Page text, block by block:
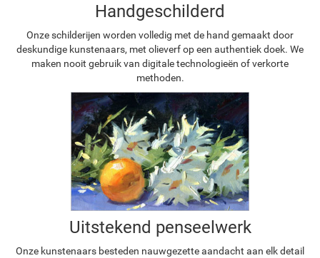
Handgeschilderd
Onze schilderijen worden volledig met de hand gemaakt door
deskundige kunstenaars, met olieverf op een authentiek doek. We
maken nooit gebruik van digitale technologieën of verkorte
methoden.
Uitstekend penseelwerk
Onze kunstenaars besteden nauwgezette aandacht aan elk detail